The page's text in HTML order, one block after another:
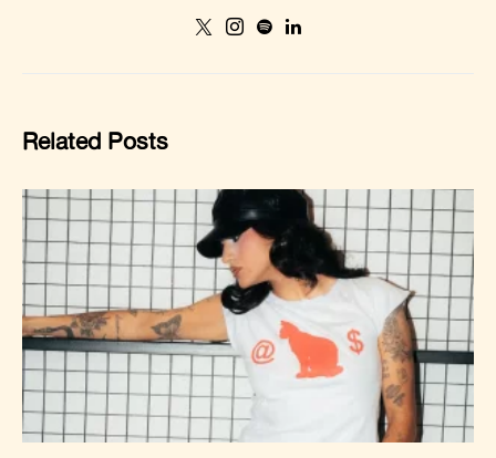
Related Posts